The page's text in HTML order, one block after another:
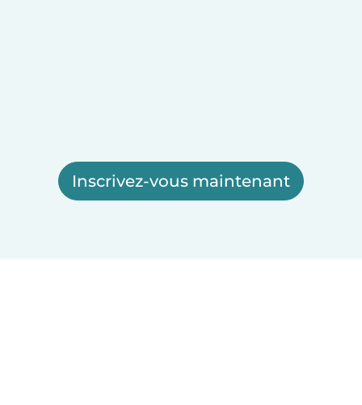
Inscrivez-vous maintenant